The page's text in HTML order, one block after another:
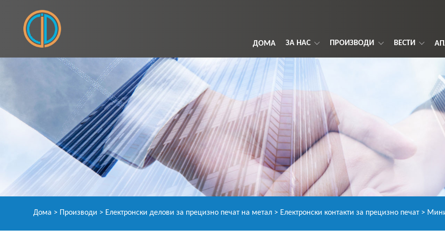
ДОМА ЗА НАС ПРОИЗВОДИ ВЕСТИ
Дома > Производи > Електронски делови за прецизно печат на метал > Електронски контакти за прецизно печат >